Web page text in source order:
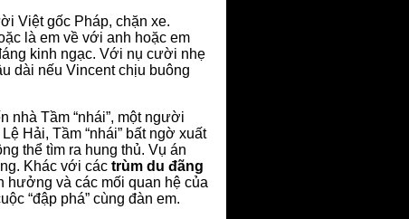
Việt gốc Pháp, chặn xe.
là em về với anh hoặc em
kinh ngạc. Với nụ cười nhẹ
dài nếu Vincent chịu buông
nhà Tầm “nhái”, một người
Hải, Tầm “nhái” bất ngờ xuất
thể tìm ra hung thủ. Vụ án
Khác với các trùm du đãng
hưởng và các mối quan hệ của
“đập phá” cùng đàn em.